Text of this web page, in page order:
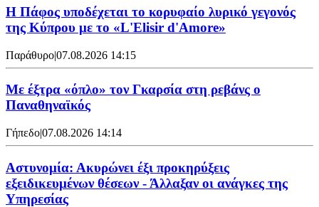
Η Πάφος υποδέχεται το κορυφαίο λυρικό γεγονός
της Κύπρου με το «L'Elisir d'Amore»
Παράθυρο|07.08.2026 14:15
Mε έξτρα «όπλο» τον Γκαρσία στη ρεβάνς ο
Παναθηναϊκός
Γήπεδο|07.08.2026 14:14
Αστυνομία: Ακυρώνει έξι προκηρύξεις
εξειδικευμένων θέσεων - Άλλαξαν οι ανάγκες της
Υπηρεσίας